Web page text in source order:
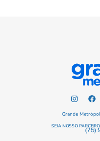
Grande
SEJA NOSSO (75)